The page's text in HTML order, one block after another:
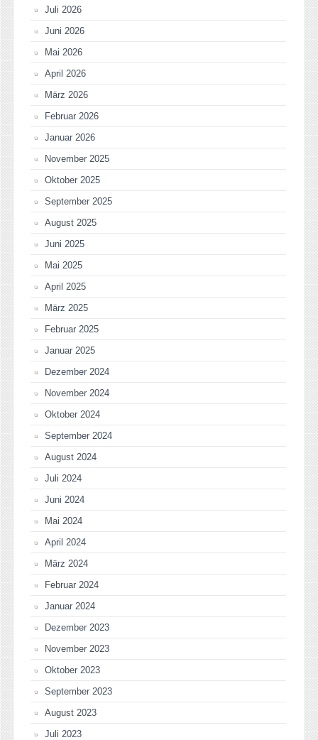
Juli 2026
Juni 2026
Mai 2026
April 2026
März 2026
Februar 2026
Januar 2026
November 2025
Oktober 2025
September 2025
August 2025
Juni 2025
Mai 2025
April 2025
März 2025
Februar 2025
Januar 2025
Dezember 2024
November 2024
Oktober 2024
September 2024
August 2024
Juli 2024
Juni 2024
Mai 2024
April 2024
März 2024
Februar 2024
Januar 2024
Dezember 2023
November 2023
Oktober 2023
September 2023
August 2023
Juli 2023